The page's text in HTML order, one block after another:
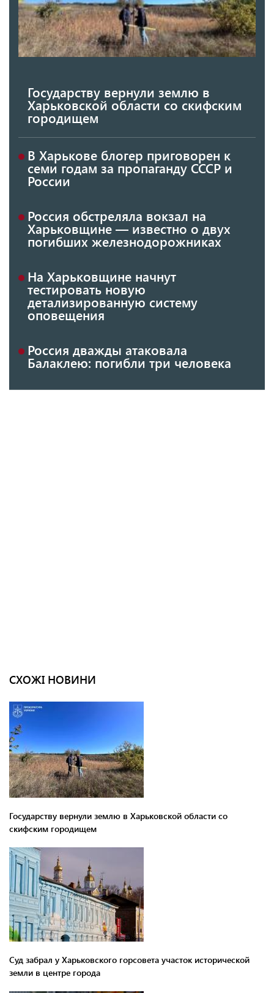
Государству вернули землю в
Харьковской области со скифским
городищем
В Харькове блогер приговорен к
семи годам за пропаганду СССР и
России
Россия обстреляла вокзал на
Харьковщине — известно о двух
погибших железнодорожниках
На Харьковщине начнут
тестировать новую
детализированную систему
оповещения
Россия дважды атаковала
Балаклею: погибли три человека
СХОЖІ НОВИНИ
Государству вернули землю в Харьковской области со
скифским городищем
Суд забрал у Харьковского горсовета участок исторической
земли в центре города